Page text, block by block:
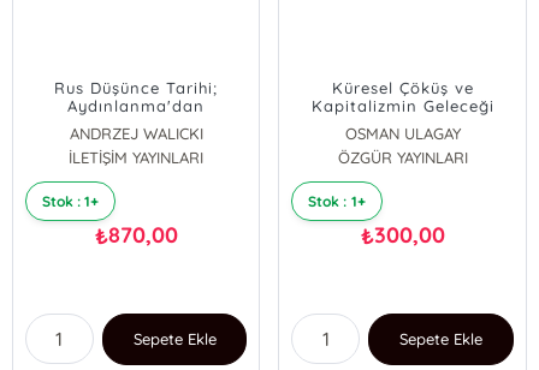
Rus Düşünce Tarihi;
Aydınlanma'dan
ANDRZEJ WALICKI
İLETİŞİM YAYINLARI
Stok : 1+
₺870,00
Sepete Ekle
Küresel Çöküş ve
Kapitalizmin Geleceği
OSMAN ULAGAY
ÖZGÜR YAYINLARI
Stok : 1+
₺300,00
Sepete Ekle